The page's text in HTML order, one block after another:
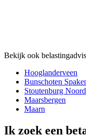
Bekijk ook
Hooglanderveen
Bunschoten
Stoutenburg Noord
Maarsbergen
Maarn
Ik zoek een